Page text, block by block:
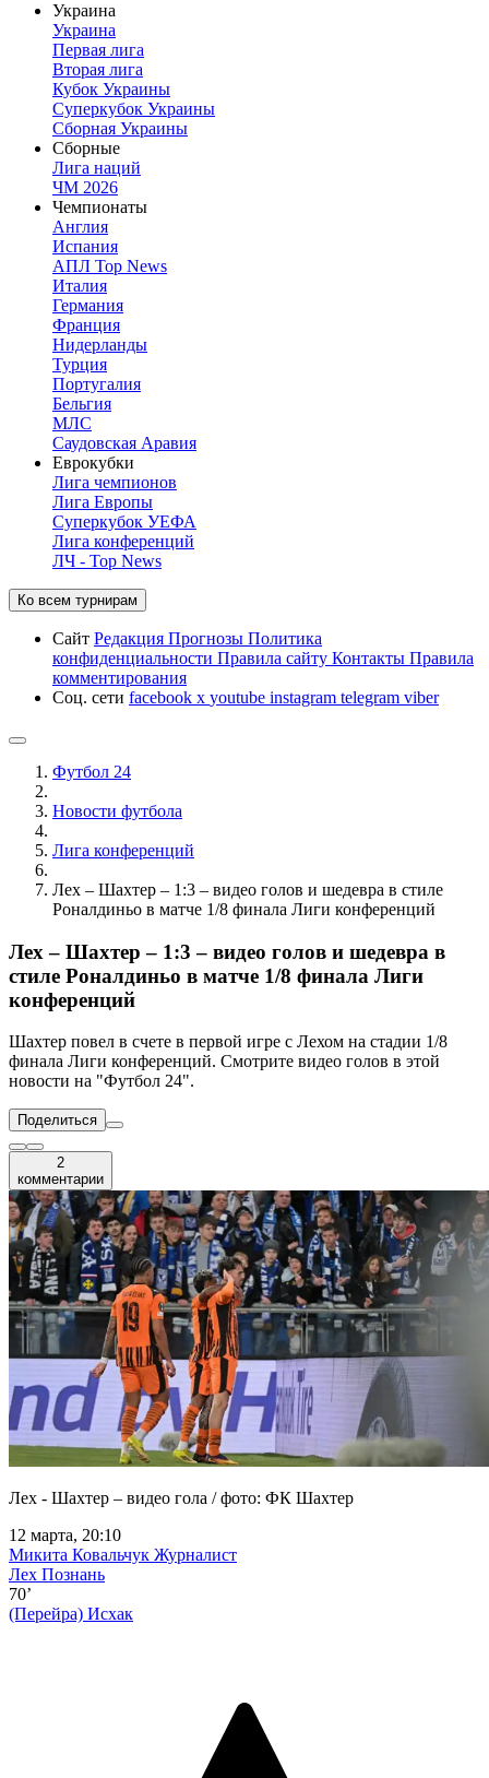
Украина
Украина
Первая лига
Вторая лига
Кубок Украины
Суперкубок Украины
Сборная Украины
Сборные
Лига наций
ЧМ 2026
Чемпионаты
Англия
Испания
АПЛ Top News
Италия
Германия
Франция
Нидерланды
Турция
Португалия
Бельгия
МЛС
Саудовская Аравия
Еврокубки
Лига чемпионов
Лига Европы
Суперкубок УЕФА
Лига конференций
ЛЧ - Top News
Ко всем турнирам
Сайт Редакция Прогнозы Политика
конфиденциальности Правила сайту Контакты Правила
комментирования
Соц. сети facebook x youtube instagram telegram viber
Футбол 24
Новости футбола
Лига конференций
Лех – Шахтер – 1:3 – видео голов и шедевра в стиле
Роналдиньо в матче 1/8 финала Лиги конференций
Лех – Шахтер – 1:3 – видео голов и шедевра в
стиле Роналдиньо в матче 1/8 финала Лиги
конференций
Шахтер повел в счете в первой игре с Лехом на стадии 1/8
финала Лиги конференций. Смотрите видео голов в этой
новости на "Футбол 24".
Поделиться
2
комментарии
Лех - Шахтер – видео гола / фото: ФК Шахтер
12 марта, 20:10
Микита Ковальчук Журналист
Лех Познань
70’
(Перейра) Исхак